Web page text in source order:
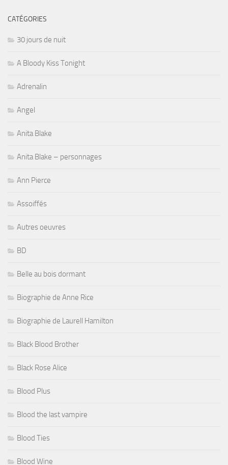
CATÉGORIES
30 jours de nuit
A Bloody Kiss Tonight
Adrenalin
Angel
Anita Blake
Anita Blake – personnages
Ann Pierce
Assoiffés
Autres oeuvres
BD
Belle au bois dormant
Biographie de Anne Rice
Biographie de Laurell Hamilton
Black Blood Brother
Black Rose Alice
Blood Plus
Blood the last vampire
Blood Ties
Blood Wine